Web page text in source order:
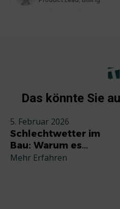
Das könnte Sie
5. Februar 2026
Schlechtwetter im
Bau: Warum es
jeden Betrieb
Mehr Erfahren